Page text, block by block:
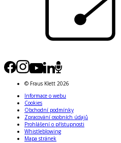
© Fraus Klett 2026
Informace o webu
Cookies
Obchodní podmínky
Zpracování osobních údajů
Prohlášení o přístupnosti
Whistleblowing
Mapa stránek